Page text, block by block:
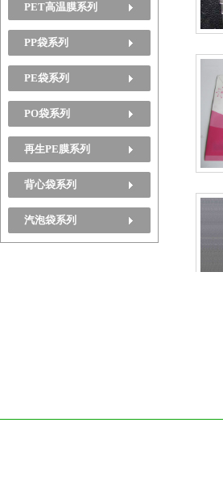
PET高温膜系列
PP袋系列
PE袋系列
PO袋系列
再生PE膜系列
背心袋系列
汽泡袋系列